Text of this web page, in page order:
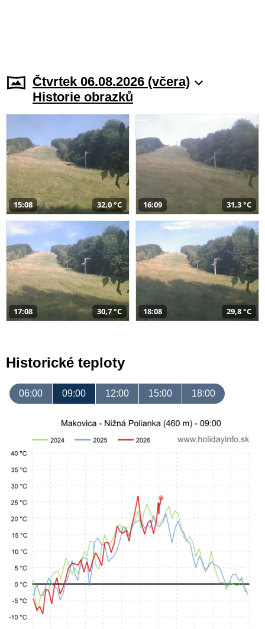
Čtvrtek 06.08.2026 (včera)
Historie obrazků
15:08 32,0 °C 16:09 31,3 °C
17:08 30,7 °C 18:08 29,8 °C
Historické teploty
06:00 09:00 12:00 15:00 18:00